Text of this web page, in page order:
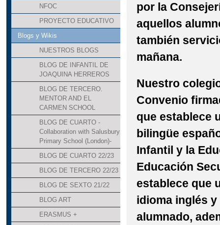
NFOC
PROYECTO EDUCATIVO
Blogs y Wikis
NUESTROS BLOGS
BLOG DE INFANTIL DE
JOAQUINA HERREROS
BLOG DE TERCERO.
MENTOR AND EL
CARMEN SCHOOL
BLOG DE CUARTO -
Collaboration with Salusbury
Primary School (London)-
BLOG DE CUARTO 22/23
BLOG DE TERCERO 22/23
BLOG DE SEXTO 21/22
BLOG ART
ERASMUS +
por la
aquellos
también
mañana.
Nuestro
Convenio
que establece
bilingüe
Infantil y la
Educación
establece que
idioma inglés
alumnado,